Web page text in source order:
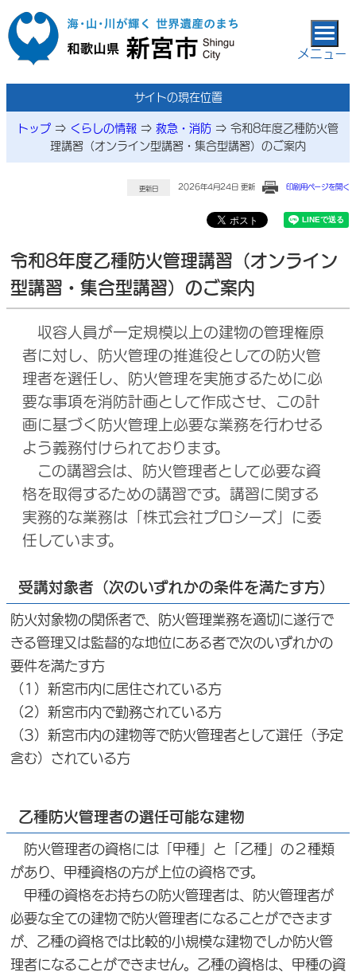
本文へ移動
メニュー
サイトの現在位置
トップ ⇒ くらしの情報 ⇒ 救急・消防 ⇒ 令和8年度乙種防火管
理講習（オンライン型講習・集合型講習）のご案内
更新日 2026年4月24日 更新 印刷用ページを開く
令和8年度乙種防火管理講習（オンライン
型講習・集合型講習）のご案内
収容人員が一定規模以上の建物の管理権原
者に対し、防火管理の推進役としての防火管
理者を選任し、防火管理を実施するために必
要な事項を消防計画として作成させ、この計
画に基づく防火管理上必要な業務を行わせる
よう義務付けられております。
この講習会は、防火管理者として必要な資
格を取得するための講習です。講習に関する
実務的な業務は「株式会社プロシーズ」に委
任しています。
受講対象者（次のいずれかの条件を満たす方）
防火対象物の関係者で、防火管理業務を適切に遂行で
きる管理又は監督的な地位にある者で次のいずれかの
要件を満たす方
（1）新宮市内に居住されている方
（2）新宮市内で勤務されている方
（3）新宮市内の建物等で防火管理者として選任（予定
含む）されている方
乙種防火管理者の選任可能な建物
防火管理者の資格には「甲種」と「乙種」の２種類
があり、甲種資格の方が上位の資格です。
甲種の資格をお持ちの防火管理者は、防火管理者が
必要な全ての建物で防火管理者になることができます
が、乙種の資格では比較的小規模な建物でしか防火管
理者になることができません。乙種の資格は、甲種の資